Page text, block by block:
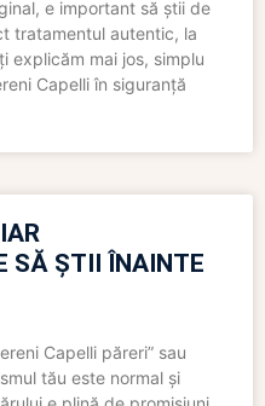
e important să știi de
tratamentul autentic, la
explicăm mai jos, simplu
Capelli în siguranță
SĂ ȘTII ÎNAINTE
Capelli păreri” sau
tău este normal și